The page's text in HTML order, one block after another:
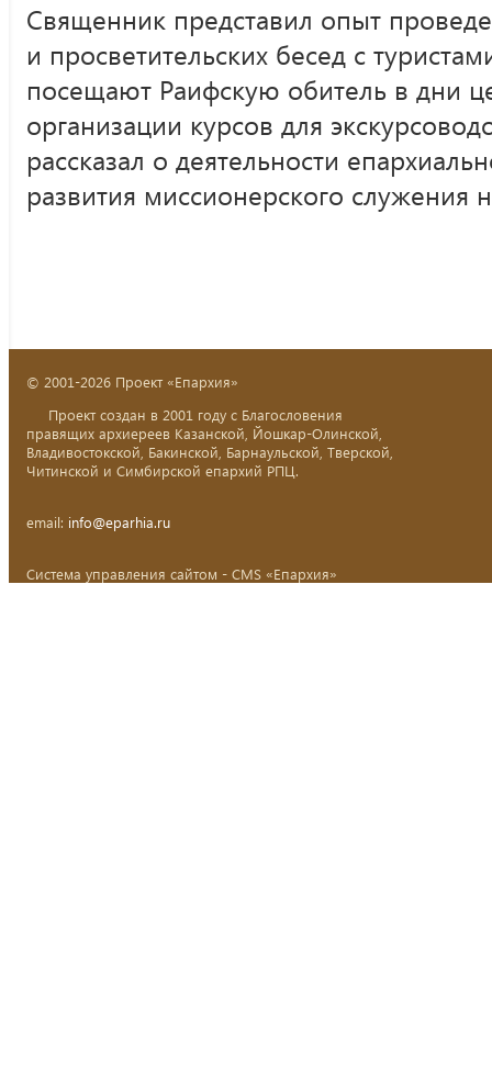
Священник представил опыт
и просветительских бесед с
посещают Раифскую обитель в дни
организации курсов для
рассказал о деятельности
развития миссионерского служения
© 2001-2026 Проект «Епархия»
Проект создан в 2001 году с Благословения
правящих архиереев Казанской, Йошкар-Олинской,
Владивостокской, Бакинской, Барнаульской, Тверской,
Читинской и Симбирской епархий РПЦ.
email: info@eparhia.ru
Система управления сайтом - CMS «Епархия»